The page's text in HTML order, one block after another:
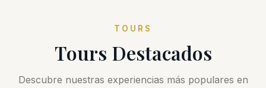
TOURS
Tours Destacados
Descubre nuestras experiencias más populares en